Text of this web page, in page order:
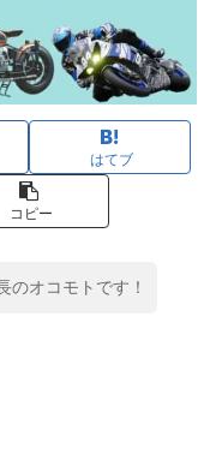
はてブ
コピー
のオコモトです！